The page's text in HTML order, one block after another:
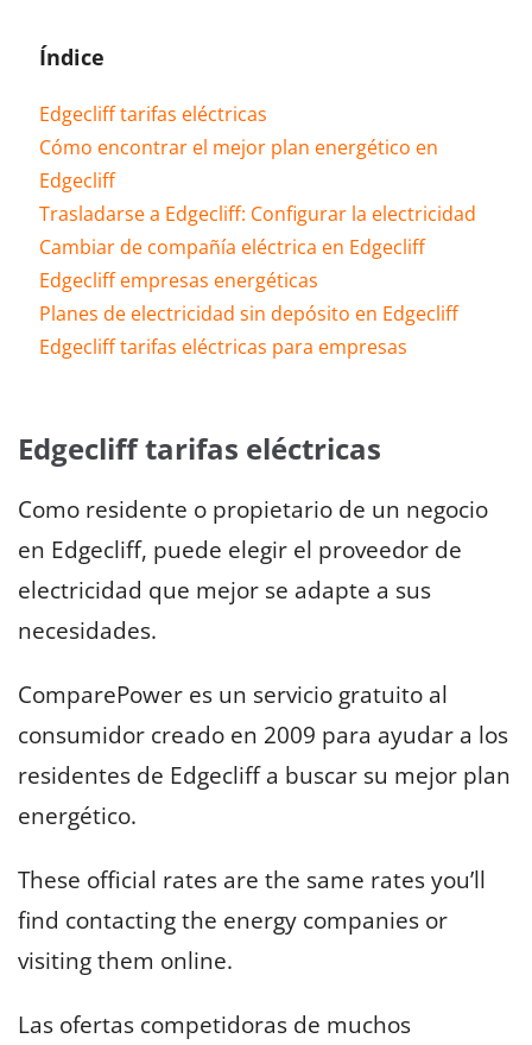
Índice
Edgecliff tarifas eléctricas
Cómo encontrar el mejor plan energético en
Edgecliff
Trasladarse a Edgecliff: Configurar la electricidad
Cambiar de compañía eléctrica en Edgecliff
Edgecliff empresas energéticas
Planes de electricidad sin depósito en Edgecliff
Edgecliff tarifas eléctricas para empresas
Edgecliff tarifas eléctricas
Como residente o propietario de un negocio
en Edgecliff, puede elegir el proveedor de
electricidad que mejor se adapte a sus
necesidades.
ComparePower es un servicio gratuito al
consumidor creado en 2009 para ayudar a los
residentes de Edgecliff a buscar su mejor plan
energético.
These official rates are the same rates you’ll
find contacting the energy companies or
visiting them online.
Las ofertas competidoras de muchos